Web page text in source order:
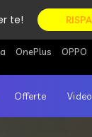
te!
OnePlus OPPO
Offerte Video